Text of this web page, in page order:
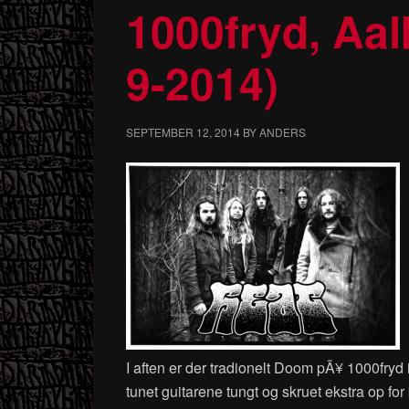
1000fryd,
9-2014)
SEPTEMBER 12, 2014 BYANDERS
I aften er der tradionelt Doom pÃ¥
tunet guitarene tungt og skruet ekstra op